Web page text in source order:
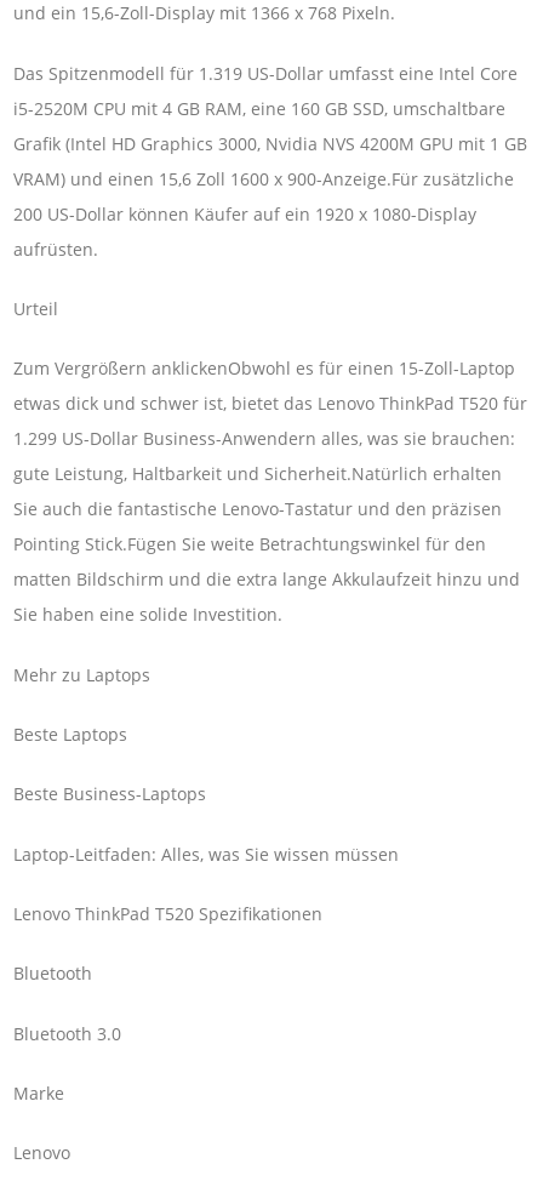
und ein 15,6-Zoll-Display mit 1366 x 768 Pixeln.
Das Spitzenmodell für 1.319 US-Dollar umfasst eine Intel Core
i5-2520M CPU mit 4 GB RAM, eine 160 GB SSD, umschaltbare
Grafik (Intel HD Graphics 3000, Nvidia NVS 4200M GPU mit 1 GB
VRAM) und einen 15,6 Zoll 1600 x 900-Anzeige.Für zusätzliche
200 US-Dollar können Käufer auf ein 1920 x 1080-Display
aufrüsten.
Urteil
Zum Vergrößern anklickenObwohl es für einen 15-Zoll-Laptop
etwas dick und schwer ist, bietet das Lenovo ThinkPad T520 für
1.299 US-Dollar Business-Anwendern alles, was sie brauchen:
gute Leistung, Haltbarkeit und Sicherheit.Natürlich erhalten
Sie auch die fantastische Lenovo-Tastatur und den präzisen
Pointing Stick.Fügen Sie weite Betrachtungswinkel für den
matten Bildschirm und die extra lange Akkulaufzeit hinzu und
Sie haben eine solide Investition.
Mehr zu Laptops
Beste Laptops
Beste Business-Laptops
Laptop-Leitfaden: Alles, was Sie wissen müssen
Lenovo ThinkPad T520 Spezifikationen
Bluetooth
Bluetooth 3.0
Marke
Lenovo